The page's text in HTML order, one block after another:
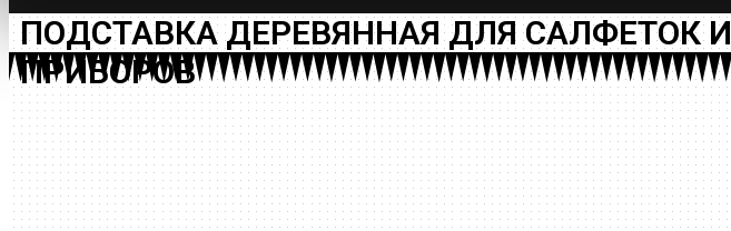
ПОДСТАВКА ДЕРЕВЯННАЯ ДЛЯ САЛФЕТОК И
ПРИБОРОВ